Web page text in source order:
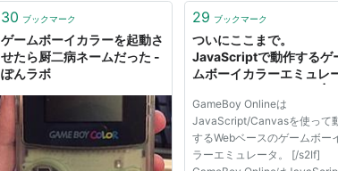
30 ブックマーク
ゲームボーイカラーを起動さ
せたら厨二病ネームだった -
ぽんラボ
29 ブックマーク
ついにここまで。
JavaScriptで動作するゲ
ムボーイカラーエミュレ
MOONGIFT | オープンソー
ス・ソフトウェア紹介を
としたITエンジニア/Web
ザイナー向けブログ
GameBoy Onlineは
JavaScript/Canvasを使って
するWebベースのゲームボー
ラーエミュレータ。 [/s2If]